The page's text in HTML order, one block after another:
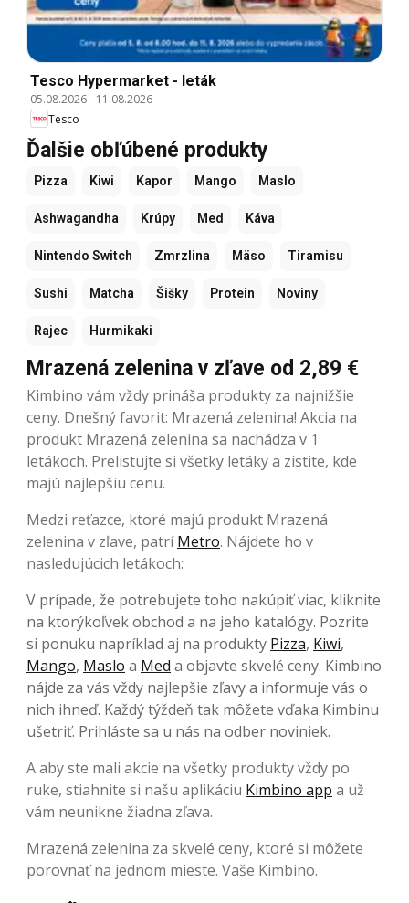
Tesco Hypermarket - leták
05.08.2026- 11.08.2026
Tesco
Ďalšie obľúbené produkty
Pizza Kiwi Kapor Mango Maslo
Ashwagandha Krúpy Med Káva
Nintendo Switch Zmrzlina Mäso Tiramisu
Sushi Matcha Šišky Protein Noviny
Rajec Hurmikaki
Mrazená zelenina v zľave od 2,89 €
Kimbino vám vždy prináša produkty za najnižšie
ceny. Dnešný favorit: Mrazená zelenina! Akcia na
produkt Mrazená zelenina sa nachádza v 1
letákoch. Prelistujte si všetky letáky a zistite, kde
majú najlepšiu cenu.
Medzi reťazce, ktoré majú produkt Mrazená
zelenina v zľave, patríMetro. Nájdete ho v
nasledujúcich letákoch:
V prípade, že potrebujete toho nakúpiť viac, kliknite
na ktorýkoľvek obchod a na jeho katalógy. Pozrite
si ponuku napríklad aj na produkty Pizza, Kiwi,
Mango, Maslo a Med a objavte skvelé ceny. Kimbino
nájde za vás vždy najlepšie zľavy a informuje vás o
nich ihneď. Každý týždeň tak môžete vďaka Kimbinu
ušetriť. Prihláste sa u nás na odber noviniek.
A aby ste mali akcie na všetky produkty vždy po
ruke, stiahnite si našu aplikáciu Kimbino app a už
vám neunikne žiadna zľava.
Mrazená zelenina za skvelé ceny, ktoré si môžete
porovnať na jednom mieste. Vaše Kimbino.